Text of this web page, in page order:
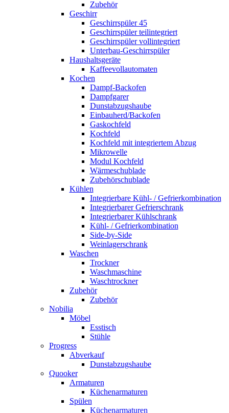
Zubehör
Geschirr
Geschirrspüler 45
Geschirrspüler teilintegriert
Geschirrspüler vollintegriert
Unterbau-Geschirrspüler
Haushaltsgeräte
Kaffeevollautomaten
Kochen
Dampf-Backofen
Dampfgarer
Dunstabzugshaube
Einbauherd/Backofen
Gaskochfeld
Kochfeld
Kochfeld mit integriertem Abzug
Mikrowelle
Modul Kochfeld
Wärmeschublade
Zubehörschublade
Kühlen
Integrierbare Kühl- / Gefrierkombination
Integrierbarer Gefrierschrank
Integrierbarer Kühlschrank
Kühl- / Gefrierkombination
Side-by-Side
Weinlagerschrank
Waschen
Trockner
Waschmaschine
Waschtrockner
Zubehör
Zubehör
Nobilia
Möbel
Esstisch
Stühle
Progress
Abverkauf
Dunstabzugshaube
Quooker
Armaturen
Küchenarmaturen
Spülen
Küchenarmaturen